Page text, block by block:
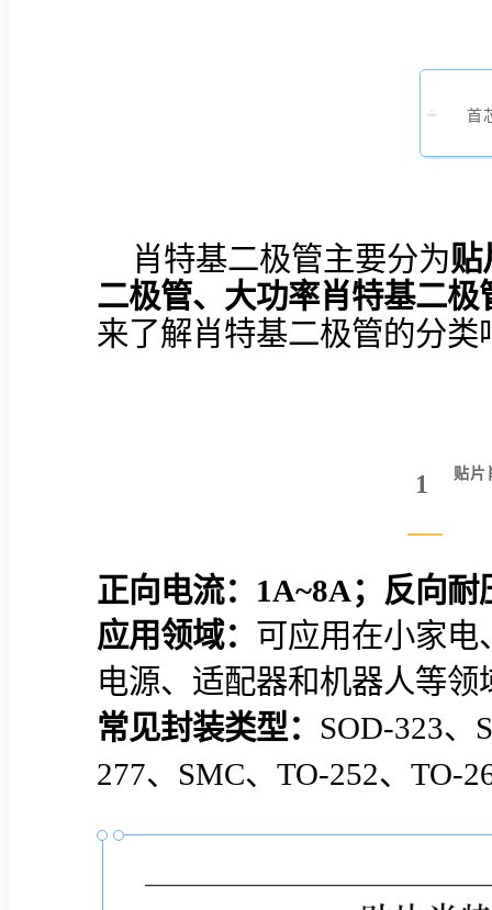
首
肖特基二极管主要分为贴
二极管、大功率肖特基二极
来了解肖特基二极管的分类
1 贴片
正向电流： 1A~8A；反向耐
应用领域： 可应用在小家电
电源、适配器和机器人等领
常见封装类型： SOD-323、
277、SMC、TO-252、TO-